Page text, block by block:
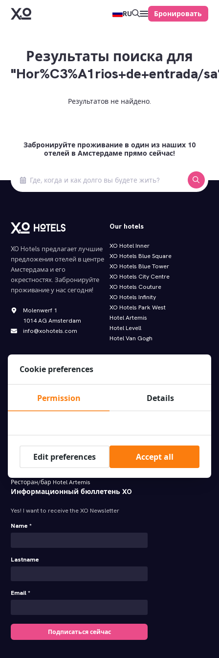
RU Бронировать
Результаты поиска для
"Hor%C3%A1rios+de+entrada/
Результатов не найдено.
Забронируйте проживание в один из наших 10
отелей в Амстердаме прямо сейчас!
XO Hotels предлагает лучшие
предложения отелей в центре
Амстердама и его
окрестностях. Забронируйте
проживание у нас сегодня!
Molenwerf 1
1014 AG Amsterdam
info@xohotels.com
Our hotels
XO Hotel Inner
XO Hotels Blue Square
XO Hotels Blue Tower
XO Hotels City Centre
XO Hotels Couture
XO Hotels Infinity
XO Hotels Park West
Hotel Artemis
Hotel Levell
Hotel Van Gogh
Information
Все номера | Room types
Online Guest Directory
конфиденциальности XO Hotels
Ресторан/бар Hotel Artemis
XO Hotels bike rental
последних новостях!
Информационный бюллетень XO
Yes! I want to receive the XO Newsletter
Name *
Lastname
Email *
Подписаться сейчас
Cookie preferences
Permission Details
Edit preferences Accept all